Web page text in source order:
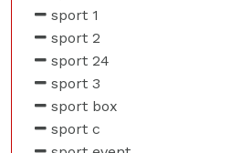
sport 1
sport 2
sport 24
sport 3
sport box
sport c